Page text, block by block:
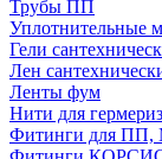
Трубы ПП
Уплотнительные
Гели
Лен
Ленты фум
Нити для
Фитинги для ПП,